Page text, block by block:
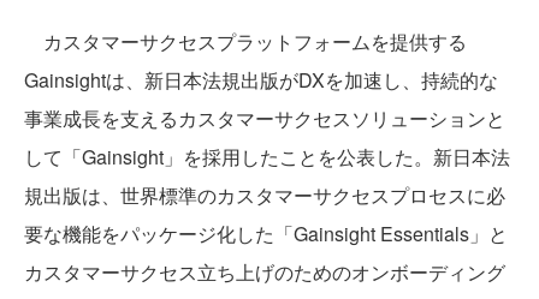
カスタマーサクセスプラットフォームを提供する
Gainsightは、新日本法規出版がDXを加速し、持続的な
事業成長を支えるカスタマーサクセスソリューションと
して「Gainsight」を採用したことを公表した。新日本法
規出版は、世界標準のカスタマーサクセスプロセスに必
要な機能をパッケージ化した「Gainsight Essentials」と
カスタマーサクセス立ち上げのためのオンボーディング